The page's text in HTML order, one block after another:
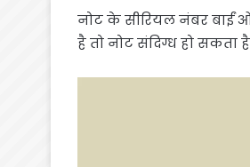
नोट के सीरियल नंबर बाईं
है तो नोट संदिग्ध हो सकता